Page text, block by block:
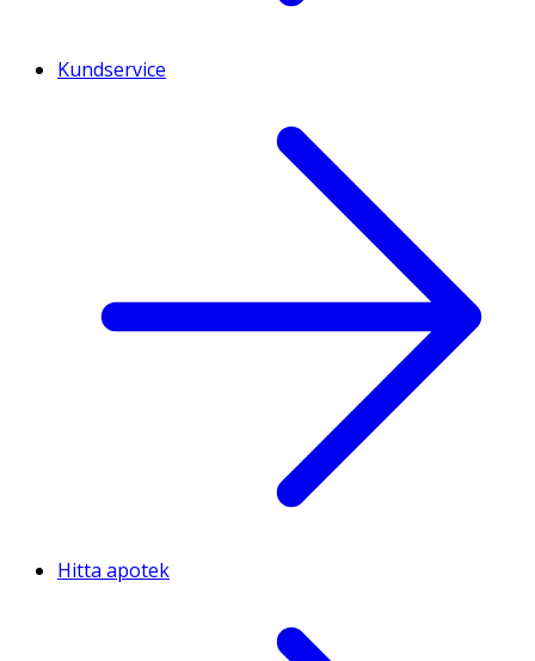
Kundservice
Hitta apotek